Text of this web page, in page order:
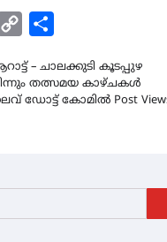
TwitterCopy
– ചാലക്കുടി കൂടപ്പുഴ
തത്സമയ കാഴ്ചകൾ
ഡോട്ട് കോമിൽ Post